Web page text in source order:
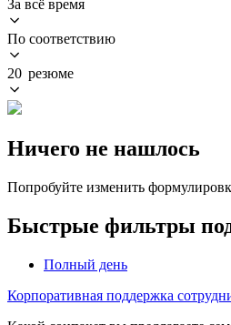
За всё время
По соответствию
20 резюме
Ничего не нашлось
Попробуйте изменить
Быстрые фильтры
Полный день
Корпоративная поддержка